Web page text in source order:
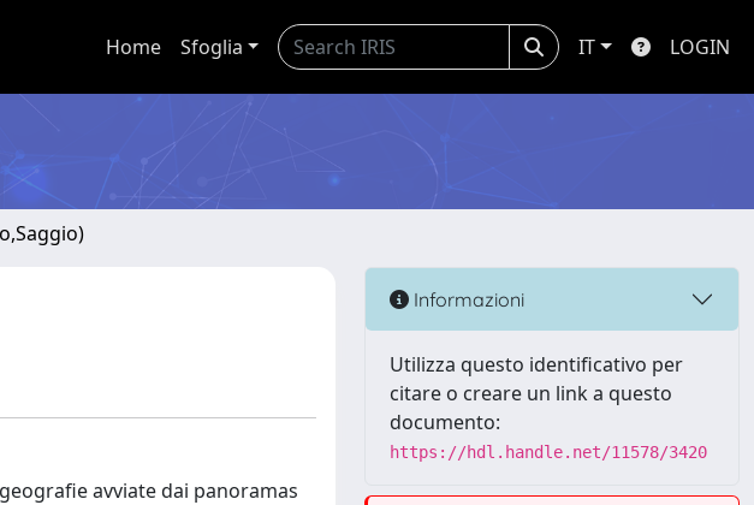
Home Sfoglia IT LOGIN
avviate dai panoramas
Informazioni
Utilizza questo identificativo per
citare o creare un link a questo
documento:
https://hdl.handle.net/11578/3420